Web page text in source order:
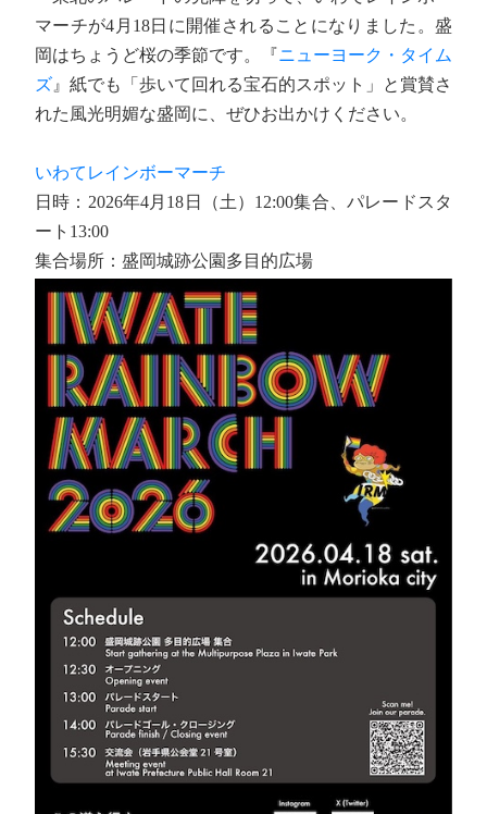
マーチが4月18日に開催されることになりました。盛
岡はちょうど桜の季節です。『ニューヨーク・タイム
ズ 』紙でも「歩いて回れる宝石的スポット」と賞賛さ
れた風光明媚な盛岡に、ぜひお出かけください。
いわてレインボーマーチ
日時：2026年4月18日（土）12:00集合、パレードスタ
ート13:00
集合場所：盛岡城跡公園多目的広場